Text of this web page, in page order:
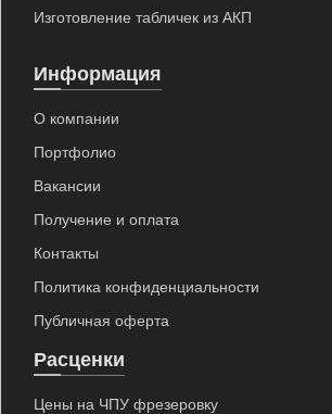
Изготовление табличек из АКП
Информация
О компании
Портфолио
Вакансии
Получение и оплата
Контакты
Политика конфиденциальности
Публичная оферта
Расценки
Цены на ЧПУ фрезеровку